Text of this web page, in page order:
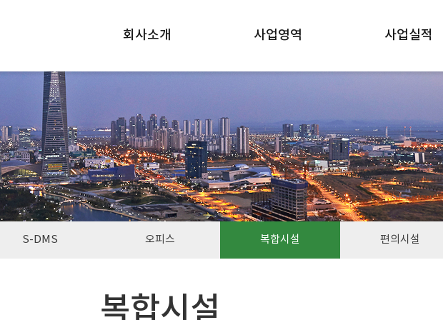
회사소개 사업영역 사업실적
S-DMS 오피스 복합시설 편의시설
복합시설